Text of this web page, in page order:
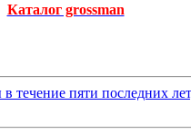
Каталог grossman
пяти последних